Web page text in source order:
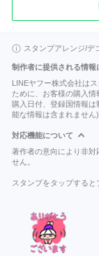
スタンプアレンジ/デ
制作者に提供される情報
LINEヤフー株式会社は
ために、お客様の購入情
購入日付、登録国情報
能な情報は含まれません)
対応機能について
著作者の意向により非対
せん。
スタンプをタップすると